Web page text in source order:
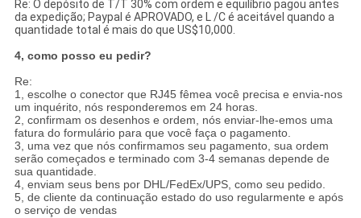
Re: O depósito de T/T 30% com ordem e equilíbrio pagou antes
da expedição; Paypal é APROVADO, e L /C é aceitável quando a
quantidade total é mais do que US$10,000.
4, como posso eu pedir?
Re:
1, escolhe o conector que RJ45 fêmea você precisa e envia-nos
um inquérito, nós responderemos em 24 horas.
2, confirmam os desenhos e ordem, nós enviar-lhe-emos uma
fatura do formulário para que você faça o pagamento.
3, uma vez que nós confirmamos seu pagamento, sua ordem
serão começados e terminado com 3-4 semanas depende de
sua quantidade.
4, enviam seus bens por DHL/FedEx/UPS, como seu pedido.
5, de cliente da continuação estado do uso regularmente e após
o serviço de vendas